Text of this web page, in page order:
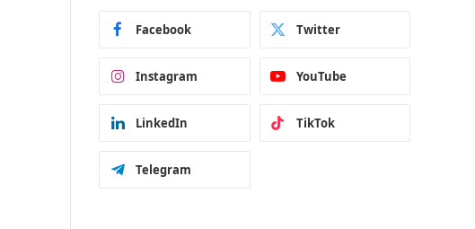
Facebook Twitter
Instagram YouTube
LinkedIn TikTok
Telegram